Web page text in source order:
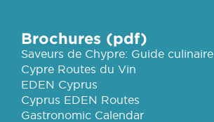
Brochures (pdf)
Saveurs de Chypre: Guide culinaire
Cypre Routes du Vin
EDEN Cyprus
Cyprus EDEN Routes
Gastronomic Calendar